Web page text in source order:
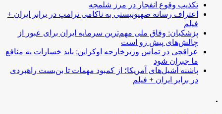
تکذیب وقوع انفجار در مرز شلمچه
اعتراف رسانه صهیونیستی به ناکامی ترامپ در برابر ایران +
فیلم
پزشکیان: وفاق ملی مهم‌ترین سرمایه ایران برای عبور از
چالش‌های پیش رو است
عراقچی در تماس وزیرخارجه اوکراین: باید خسارات به منافع
ما جبران شود
پاشنه آشیل‌های آمریکا؛ از کمبود مهمات تا بن‌بست راهبردی
در برابر ایران + فیلم
.